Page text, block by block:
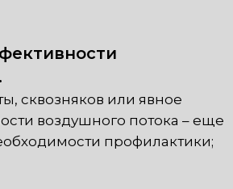
сквозняков или явное
воздушного потока – еще
профилактики;